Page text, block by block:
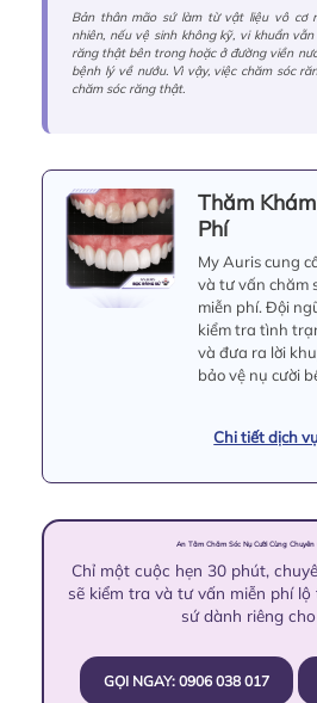
Bản thân mão sứ làm từ vật liệu vô cơ
nhiên, nếu vệ sinh không kỹ, vi khuẩn
răng thật bên trong hoặc ở đường viền
bệnh lý về nướu. Vì vậy, việc chăm sóc
chăm sóc răng thật.
Thăm
Phí
My Auris cung
và tư vấn chăm
miễn phí. Đội
kiểm tra tình
và đưa ra lời
bảo vệ nụ cười
Chi tiết dịch vụ
An Tâm Chăm Sóc Nụ Cười Cùng Chuyên
Chỉ một cuộc hẹn 30 phút,
sẽ kiểm tra và tư vấn miễn phí
sứ dành riêng
GỌI NGAY: 0906 038 017